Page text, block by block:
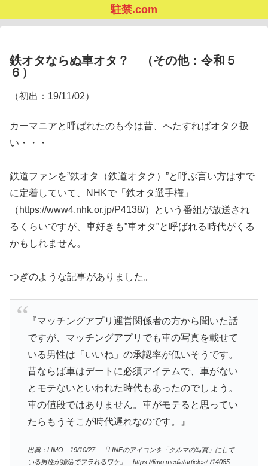
駐禁.com
鉄オタならぬ車オタ？ （その他：令和５
６）
（初出：19/11/02）
カーマニアと呼ばれたのも今は昔、へたすればオタク扱
い・・・
鉄道ファンを”鉄オタ（鉄道オタク）”と呼ぶ言い方はすで
に定着していて、NHKで「鉄オタ選手権」
（https://www4.nhk.or.jp/P4138/）という番組が放送され
るくらいですが、車好きも”車オタ”と呼ばれる時代がくる
かもしれません。
つぎのような記事がありました。
『マッチングアプリ運営関係者の方から聞いた話
ですが、マッチングアプリでも車の写真を載せて
いる男性は「いいね」の承認率が低いそうです。
昔ならば車はデートに必須アイテムで、車がない
とモテないといわれた時代もあったのでしょう。
車の値段ではありません。車がモテると思ってい
たらもうそこが時代遅れなのです。』
出典：LIMO 19/10/27 「LINEのアイコンを「クルマの写真」にして
いる男性が婚活でフラれるワケ」 https://limo.media/articles/-/14085